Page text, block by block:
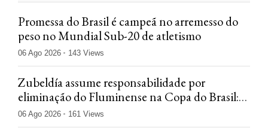
Promessa do Brasil é campeã no arremesso do
peso no Mundial Sub-20 de atletismo
06 Ago 2026 143 Views
Zubeldía assume responsabilidade por
eliminação do Fluminense na Copa do Brasil:
'Jogamos mal'
06 Ago 2026 161 Views